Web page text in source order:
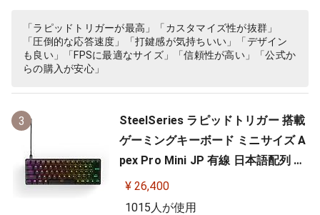
「ラピッドトリガーが最高」「カスタマイズ性が抜群」
「圧倒的な応答速度」「打鍵感が気持ちいい」「デザイン
も良い」「FPSに最適なサイズ」「信頼性が高い」「公式か
らの購入が安心」
3
SteelSeries ラピッドトリガー 搭載
ゲーミングキーボード ミニサイズ A
pex Pro Mini JP 有線 日本語配列 O
mniPointスイッチ 2ーinー1アクシ
ョンキー 搭載 64825 ブラック
¥ 26,400
1015人が使用